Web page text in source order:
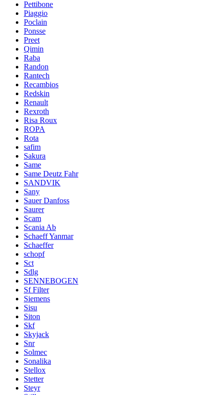
Pettibone
Piaggio
Poclain
Ponsse
Preet
Qimin
Raba
Randon
Rantech
Recambios
Redskin
Renault
Rexroth
Risa Roux
ROPA
Rota
safim
Sakura
Same
Same Deutz Fahr
SANDVIK
Sany
Sauer Danfoss
Saurer
Scam
Scania Ab
Schaeff Yanmar
Schaeffer
schopf
Sct
Sdlg
SENNEBOGEN
Sf Filter
Siemens
Sisu
Siton
Skf
Skyjack
Snr
Solmec
Sonalika
Stellox
Stetter
Steyr